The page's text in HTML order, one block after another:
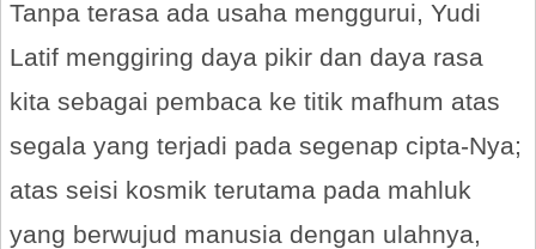
Tanpa terasa ada usaha menggurui, Yudi
Latif menggiring daya pikir dan daya rasa
kita sebagai pembaca ke titik mafhum atas
segala yang terjadi pada segenap cipta-Nya;
atas seisi kosmik terutama pada mahluk
yang berwujud manusia dengan ulahnya,